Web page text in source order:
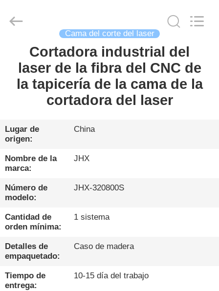
HOGAR
PRODUCTOS
NOSOTROS
VISITA
A
LA
DE
CALIDAD
Co.,Ltd.
Cama del corte del laser
Cortadora industrial del
laser de la fibra del CNC de
la tapicería de la cama de la
cortadora del laser
Lugar de
origen:
China
Nombre de la
marca:
JHX
Número de
modelo:
JHX-320800S
Cantidad de
orden mínima:
1 sistema
Detalles de
empaquetado:
Caso de madera
Tiempo de
entrega:
10-15 día del trabajo